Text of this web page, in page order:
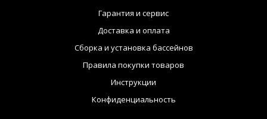
Гарантия и сервис
Доставка и оплата
Сборка и установка бассейнов
Правила покупки товаров
Инструкции
Конфиденциальность